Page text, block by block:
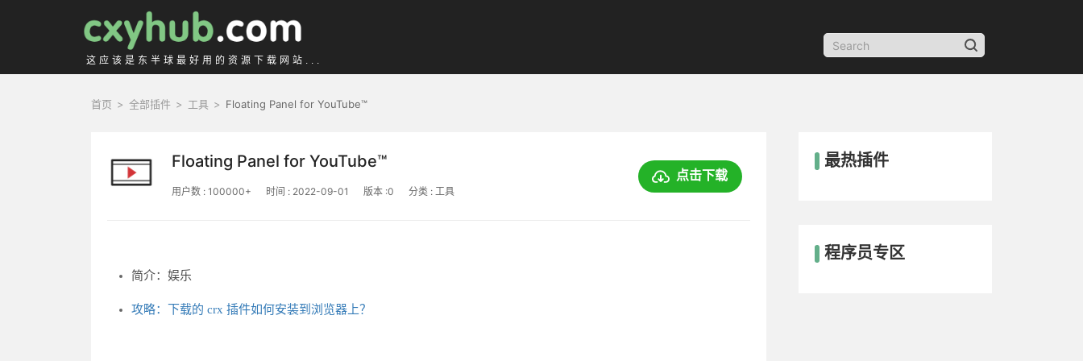
这应该是东半球最好用的资源下载网站...
首页 > 全部插件 > 工具 > Floating Panel for YouTube™
Floating Panel for YouTube™
用户数 : 100000+ 时间 : 2022-09-01 版本 :0 分类 : 工具
点击下载
简介：娱乐
攻略：下载的 crx 插件如何安装到浏览器上？
最热插件
程序员专区